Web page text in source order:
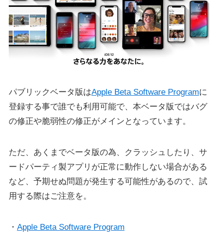
パブリックベータ版はApple Beta Software Programに
登録する事で誰でも利用可能で、本ベータ版ではバグ
の修正や脆弱性の修正がメインとなっています。
ただ、あくまでベータ版の為、クラッシュしたり、サ
ードパーティ製アプリが正常に動作しない場合がある
など、予期せぬ問題が発生する可能性があるので、試
用する際はご注意を。
・ Apple Beta Software Program